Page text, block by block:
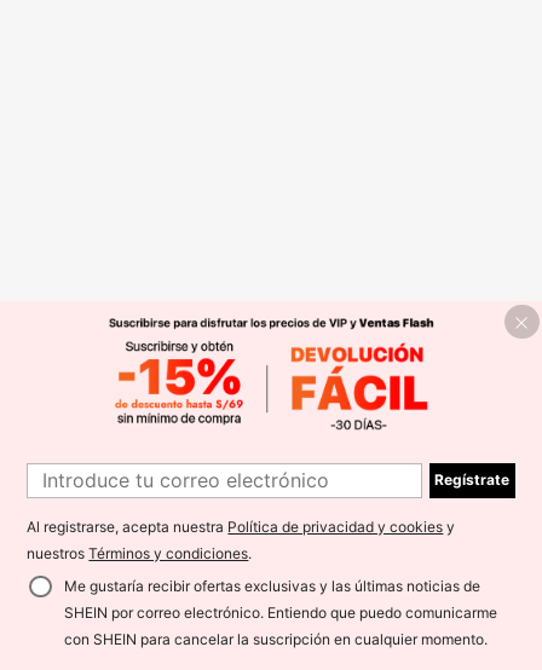
Regístrate
Al registrarse, acepta nuestra Política de privacidad y cookies y
nuestrosTérminos y condiciones.
Me gustaría recibir ofertas exclusivas y las últimas noticias de
SHEIN por correo electrónico. Entiendo que puedo comunicarme
con SHEIN para cancelar la suscripción en cualquier momento.